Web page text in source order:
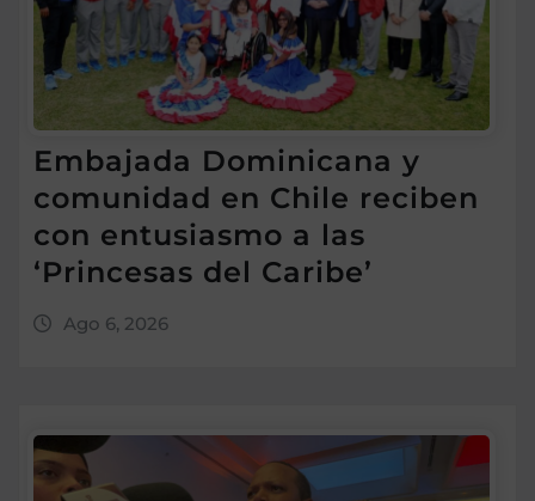
Embajada Dominicana y
comunidad en Chile reciben
con entusiasmo a las
‘Princesas del Caribe’
Ago 6, 2026